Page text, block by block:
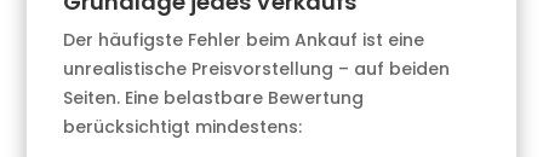
Der häufigste Fehler beim Ankauf ist eine
unrealistische Preisvorstellung – auf beiden
Seiten. Eine belastbare Bewertung
berücksichtigt mindestens: